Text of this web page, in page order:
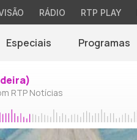
RÁDIO RTP PLAY
Especiais Programas
RTP Notícias